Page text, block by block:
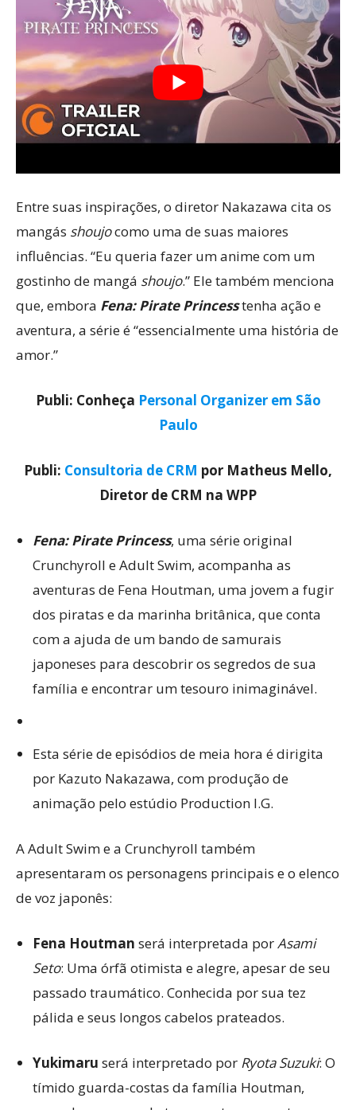
Entre suas inspirações, o diretor Nakazawa cita os
mangás shoujocomo uma de suas maiores
influências. “Eu queria fazer um anime com um
gostinho de mangá shoujo.” Ele também menciona
que, embora Fena: Pirate Princesstenha ação e
aventura, a série é “essencialmente uma história de
amor.”
Publi: Conheça Personal Organizer em São
Paulo
Publi: Consultoria de CRM por Matheus Mello,
Diretor de CRM na WPP
Fena: Pirate Princess, uma série original
Crunchyroll e Adult Swim, acompanha as
aventuras de Fena Houtman, uma jovem a fugir
dos piratas e da marinha britânica, que conta
com a ajuda de um bando de samurais
japoneses para descobrir os segredos de sua
família e encontrar um tesouro inimaginável.
Esta série de episódios de meia hora é dirigita
por Kazuto Nakazawa, com produção de
animação pelo estúdio Production I.G.
A Adult Swim e a Crunchyroll também
apresentaram os personagens principais e o elenco
de voz japonês:
Fena Houtman será interpretada porAsami
Seto: Uma órfã otimista e alegre, apesar de seu
passado traumático. Conhecida por sua tez
pálida e seus longos cabelos prateados.
Yukimaru será interpretado por Ryota Suzuki: O
tímido guarda-costas da família Houtman,